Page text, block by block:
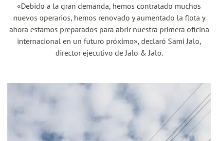
«Debido a la gran demanda, hemos contratado muchos
nuevos operarios, hemos renovado y aumentado la flota y
ahora estamos preparados para abrir nuestra primera oficina
internacional en un futuro próximo», declaró Sami Jalo,
director ejecutivo de Jalo & Jalo.